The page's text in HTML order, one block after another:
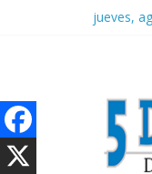
jueves,
Diario